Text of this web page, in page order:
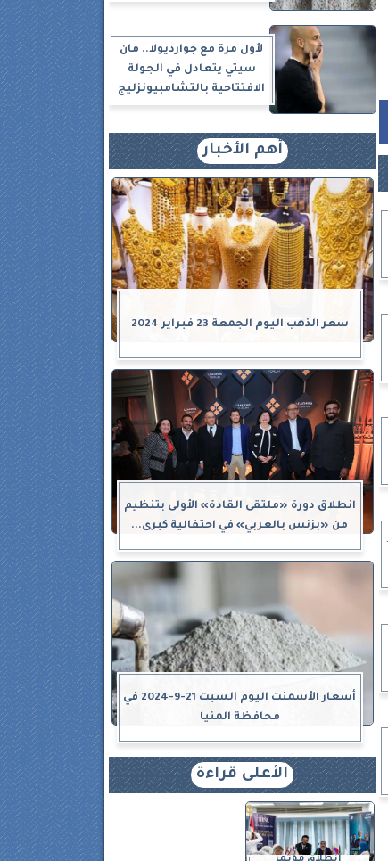
لأول مرة مع جوارديولا.. مان
سيتي يتعادل في الجولة
الافتتاحية بالتشامبيونزليج
أهم الأخبار
سعر الذهب اليوم الجمعة 23 فبراير 2024
انطلاق دورة «ملتقى القادة» الأولى بتنظيم
من «بزنس بالعربي» في احتفالية كبرى...
أسعار الأسمنت اليوم السبت 21-9-2024 في
محافظة المنيا
الأعلى قراءة
انطلاق مؤتمر